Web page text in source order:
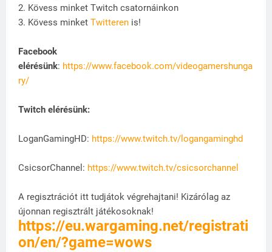
2. Kövess minket Twitch csatornáinkon
3. Kövess minket Twitteren is!
Facebook
elérésünk: https://www.facebook.com/videogamershunga
ry/
Twitch elérésünk:
LoganGamingHD: https://www.twitch.tv/logangaminghd
CsicsorChannel: https://www.twitch.tv/csicsorchannel
A regisztrációt itt tudjátok végrehajtani! Kizárólag az
újonnan regisztrált játékosoknak!
https://eu.wargaming.net/registrati
on/en/?game=wows